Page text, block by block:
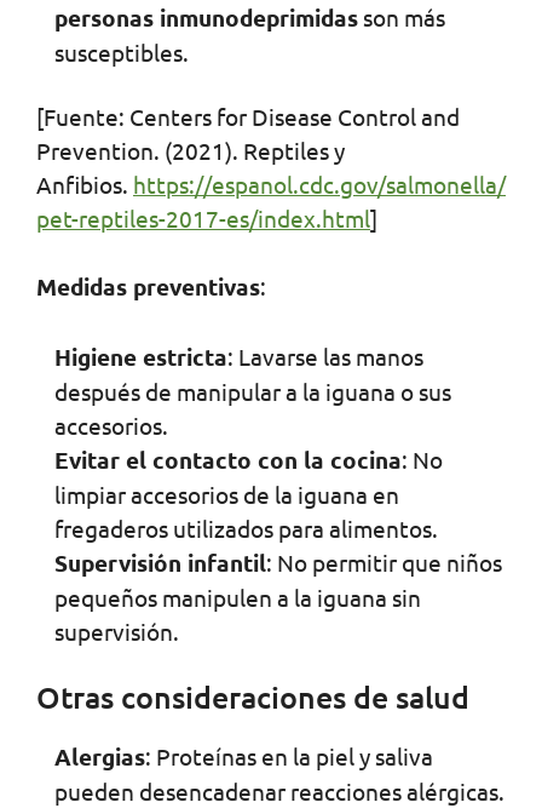
personas inmunodeprimidas son más
susceptibles.
[Fuente: Centers for Disease Control and
Prevention. (2021). Reptiles y
Anfibios. https://espanol.cdc.gov/salmonella/
pet-reptiles-2017-es/index.html]
Medidas preventivas:
Higiene estricta: Lavarse las manos
después de manipular a la iguana o sus
accesorios.
Evitar el contacto con la cocina: No
limpiar accesorios de la iguana en
fregaderos utilizados para alimentos.
Supervisión infantil: No permitir que niños
pequeños manipulen a la iguana sin
supervisión.
Otras consideraciones de salud
Alergias: Proteínas en la piel y saliva
pueden desencadenar reacciones alérgicas.